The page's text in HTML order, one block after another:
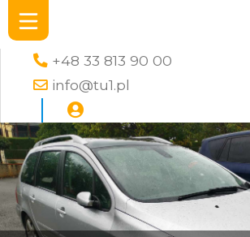
+48 33 813 90 00
info@tu1.pl